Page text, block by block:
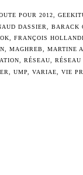
POUR 2012
DASSIER ,BARACK
FRANÇOIS
MAGHREB MARTINE
RÉSEAU
UMP VARIAE VIE